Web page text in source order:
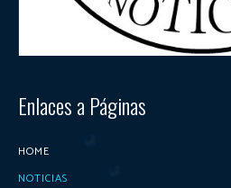
Enlaces a Páginas
HOME
NOTICIAS